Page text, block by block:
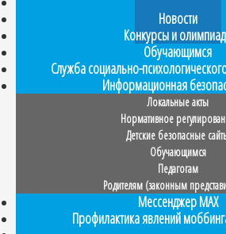
Новости
Конкурсы и
Обучающимся
Служба социально-
Информационная
Локальные акты
Нормативное
Детские безопасные
Обучающимся
Педагогам
Родителям (законным
Мессенджер MAX
Профилактика явлений